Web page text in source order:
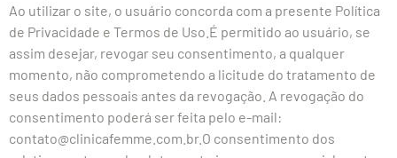
Ao utilizar o site, o usuário concorda com a presente Política
de Privacidade e Termos de Uso.É permitido ao usuário, se
assim desejar, revogar seu consentimento, a qualquer
momento, não comprometendo a licitude do tratamento de
seus dados pessoais antes da revogação. A revogação do
consentimento poderá ser feita pelo e-mail:
contato@clinicafemme.com.br.O consentimento dos